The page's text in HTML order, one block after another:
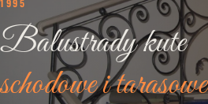
1995
Balustrady kute
schodowe i tarasowe